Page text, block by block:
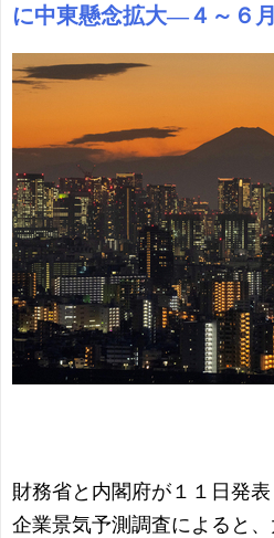
に中東懸念拡大―４～６
財務省と内閣府が１１日発
企業景気予測調査によると